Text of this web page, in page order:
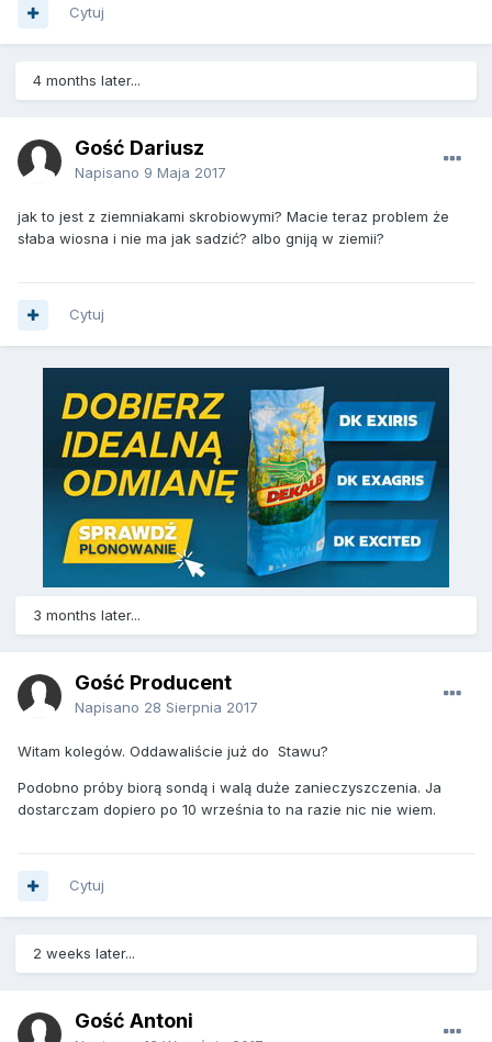
Cytuj
4 months later...
Gość Dariusz
Napisano 9 Maja 2017
jak to jest z ziemniakami skrobiowymi? Macie teraz problem że
słaba wiosna i nie ma jak sadzić? albo gniją w ziemii?
Cytuj
3 months later...
Gość Producent
Napisano 28 Sierpnia 2017
Witam kolegów. Oddawaliście już do Stawu?
Podobno próby biorą sondą i walą duże zanieczyszczenia. Ja
dostarczam dopiero po 10 września to na razie nic nie wiem.
Cytuj
2 weeks later...
Gość Antoni